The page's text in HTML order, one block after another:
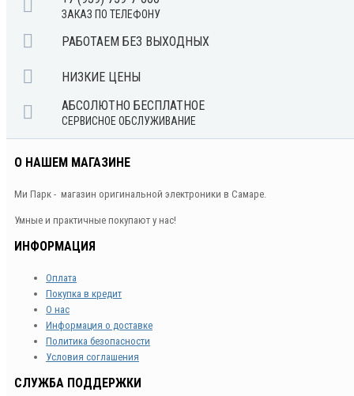
ЗАКАЗ ПО ТЕЛЕФОНУ
РАБОТАЕМ БЕЗ ВЫХОДНЫХ
НИЗКИЕ ЦЕНЫ
АБСОЛЮТНО БЕСПЛАТНОЕ
СЕРВИСНОЕ ОБСЛУЖИВАНИЕ
О НАШЕМ МАГАЗИНЕ
Ми Парк - магазин оригинальной электроники в Самаре.
Умные и практичные покупают у нас!
ИНФОРМАЦИЯ
Оплата
Покупка в кредит
О нас
Информация о доставке
Политика безопасности
Условия соглашения
СЛУЖБА ПОДДЕРЖКИ